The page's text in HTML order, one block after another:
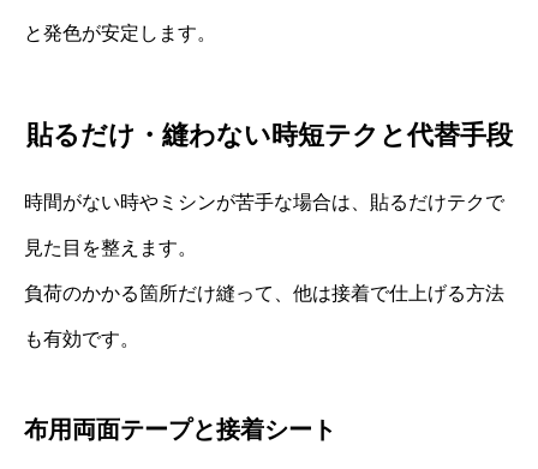
と発色が安定します。
貼るだけ・縫わない時短テクと代替手段
時間がない時やミシンが苦手な場合は、貼るだけテクで
見た目を整えます。
負荷のかかる箇所だけ縫って、他は接着で仕上げる方法
も有効です。
布用両面テープと接着シート